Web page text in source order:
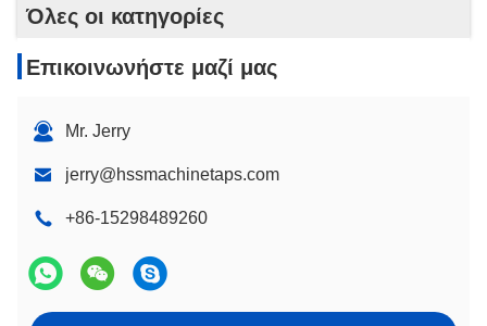
Όλες οι κατηγορίες
Επικοινωνήστε μαζί μας
Mr. Jerry
jerry@hssmachinetaps.com
+86-15298489260